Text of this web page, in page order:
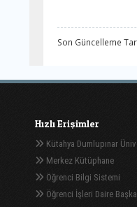
Son Güncelleme
Hızlı Erişimler
Kütahya Dumlupınar
Merkez Kütüphane
Öğrenci Bilgi Sistemi
Öğrenci İşleri Daire